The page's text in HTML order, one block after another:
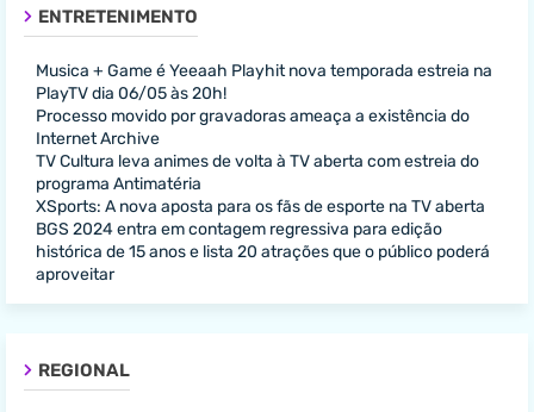
ENTRETENIMENTO
Musica + Game é Yeeaah Playhit nova temporada estreia na
PlayTV dia 06/05 às 20h!
Processo movido por gravadoras ameaça a existência do
Internet Archive
TV Cultura leva animes de volta à TV aberta com estreia do
programa Antimatéria
XSports: A nova aposta para os fãs de esporte na TV aberta
BGS 2024 entra em contagem regressiva para edição
histórica de 15 anos e lista 20 atrações que o público poderá
aproveitar
REGIONAL